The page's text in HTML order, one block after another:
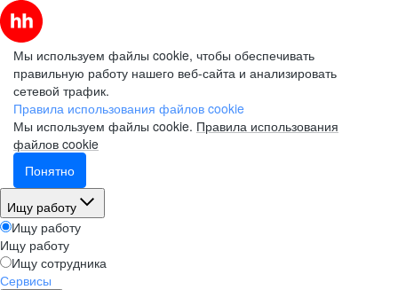
Мы используем файлы cookie, чтобы обеспечивать
правильную работу нашего веб-сайта и анализировать
сетевой трафик.
Правила использования файлов cookie
Мы используем файлы cookie. Правила использования
файлов cookie
Понятно
Ищу работу
Ищу работу
Ищу работу
Ищу сотрудника
Сервисы